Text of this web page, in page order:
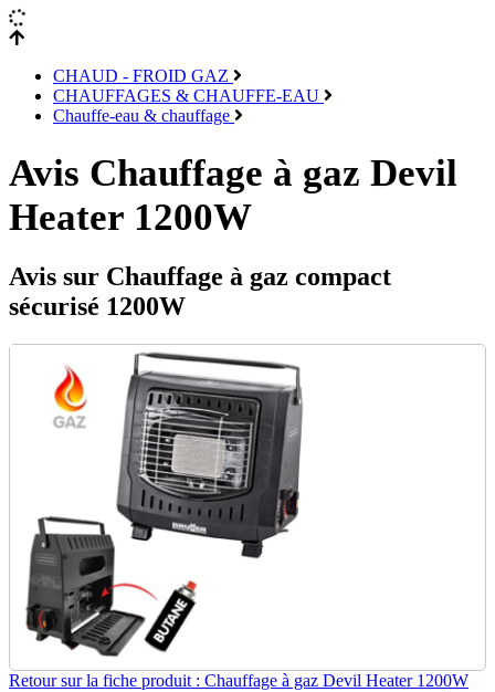
CHAUD - FROID GAZ
CHAUFFAGES & CHAUFFE-EAU
Chauffe-eau & chauffage
Avis Chauffage à gaz Devil
Heater 1200W
Avis sur Chauffage à gaz compact
sécurisé 1200W
Retour sur la fiche produit : Chauffage à gaz Devil Heater 1200W